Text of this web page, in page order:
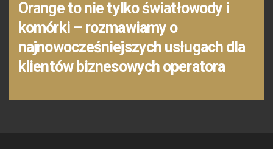
Orange to nie tylko światłowody i
komórki – rozmawiamy o
najnowocześniejszych usługach dla
klientów biznesowych operatora